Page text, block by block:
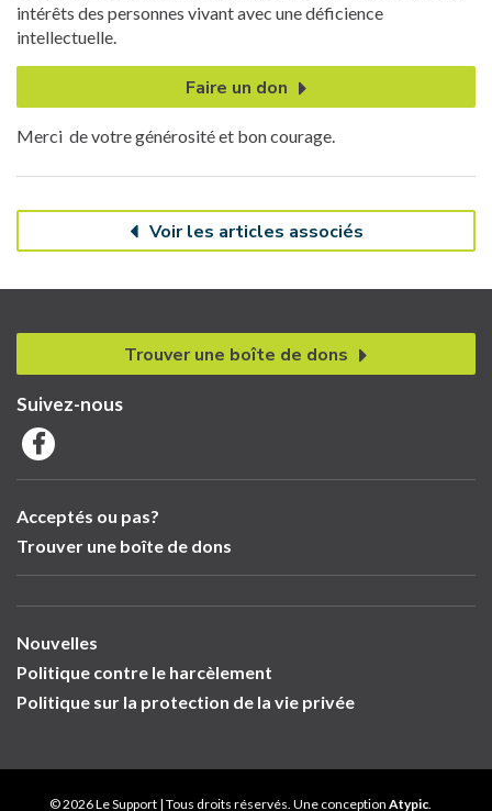
intérêts des personnes vivant avec une déficience
intellectuelle.
Faire un don
Merci de votre générosité et bon courage.
Voir les articles associés
Acceptés ou pas?
Trouver une boîte de dons
Nouvelles
Politique contre le harcèlement
Politique sur la protection de la vie privée
Trouver une boîte de dons
Suivez-nous
© 2026 Le Support | Tous droits réservés. Une conception Atypic